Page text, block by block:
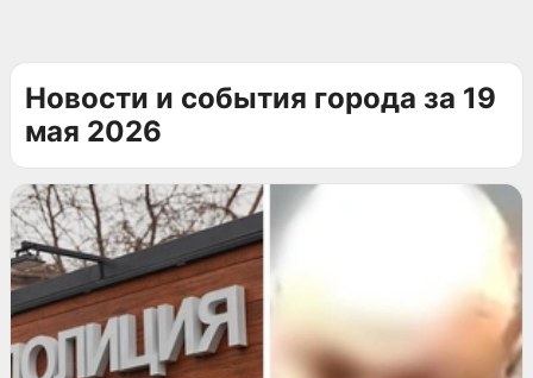
Новости и события города за 19
мая 2026